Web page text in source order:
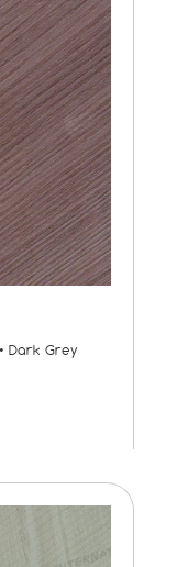
Dark Grey